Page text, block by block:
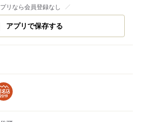
リなら会員登録なし
アプリで保存する